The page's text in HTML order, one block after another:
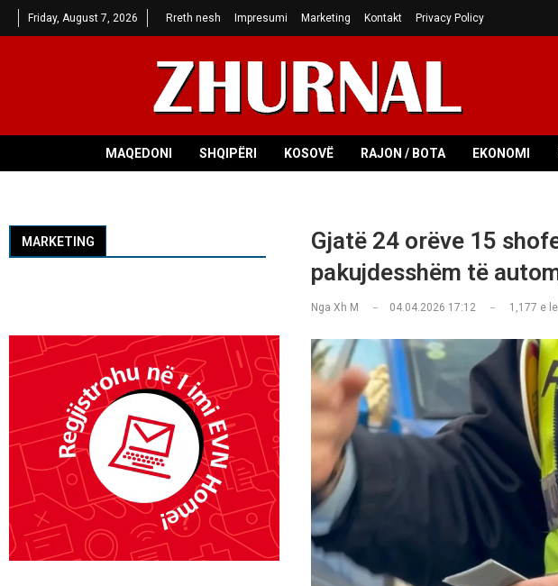
Friday, August 7, 2026 Rreth nesh Impresumi Marketing Kontakt Privacy Policy
MAQEDONI SHQIPËRI KOSOVË RAJON / BOTA EKONOMI
Gjatë 24 orëve 15
pakujdesshëm të
Nga Xh M 04.04.2026 17:12 1,177 e
MARKETING